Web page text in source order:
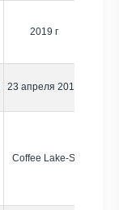
2019 г
23 апреля 2019
Coffee Lake-S